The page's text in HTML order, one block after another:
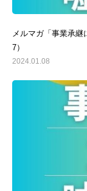
メルマガ「事業承継
7）
2024.01.08